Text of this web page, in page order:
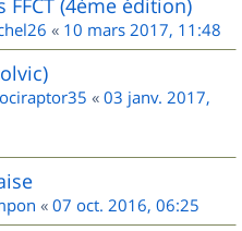
FFCT (4ème édition)
« 10 mars 2017, 11:48
« 03 janv. 2017,
« 07 oct. 2016, 06:25